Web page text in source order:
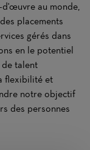
au monde,
placements
gérés dans
en le potentiel
talent
flexibilité et
notre objectif
des personnes